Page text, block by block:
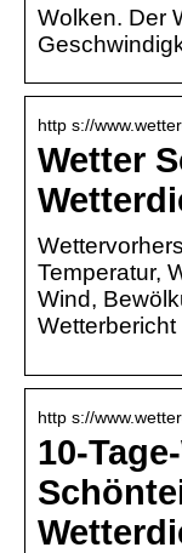
Wolken. Der
http s://
Wetter
Temperatur,
Wind,
http s://
10-